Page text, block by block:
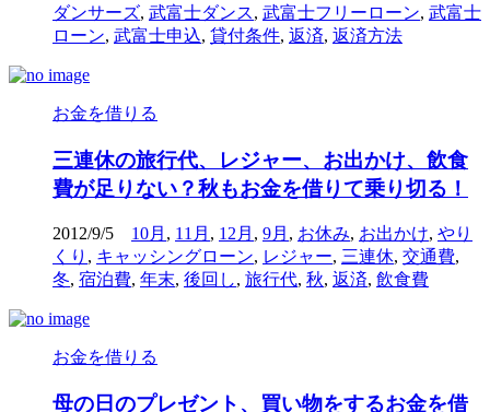
ダンサーズ, 武富士ダンス, 武富士フリーローン, 武富士
ローン, 武富士申込, 貸付条件, 返済, 返済方法
お金を借りる
三連休の旅行代、レジャー、お出かけ、飲食
費が足りない？秋もお金を借りて乗り切る！
2012/9/5 10月 , 11月 , 12月 , 9月 , お休み, お出かけ, やり
くり , キャッシングローン, レジャー, 三連休, 交通費,
冬, 宿泊費, 年末, 後回し, 旅行代, 秋, 返済, 飲食費
お金を借りる
母の日のプレゼント、買い物をするお金を借